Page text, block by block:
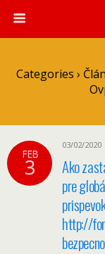
Categories ›
FEB
3
03/02/2020
Ako
pre
http://